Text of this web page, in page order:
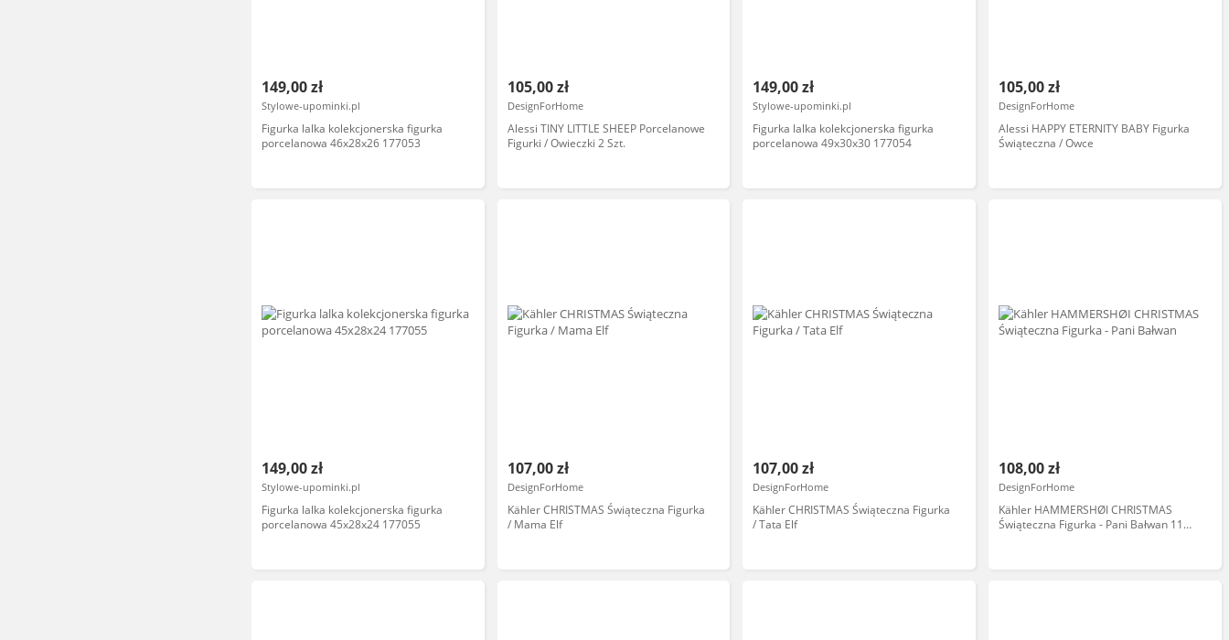
149,00 zł
Stylowe-upominki.pl
Figurka lalka kolekcjonerska figurka
porcelanowa 46x28x26 177053
105,00 zł
DesignForHome
Alessi TINY LITTLE SHEEP Porcelanowe
Figurki / Owieczki 2 Szt.
149,00 zł
Stylowe-upominki.pl
Figurka lalka kolekcjonerska figurka
porcelanowa 49x30x30 177054
105,00 zł
DesignForHome
Alessi HAPPY ETERNITY BABY Figurka
Świąteczna / Owce
149,00 zł
Stylowe-upominki.pl
Figurka lalka kolekcjonerska figurka
porcelanowa 45x28x24 177055
107,00 zł
DesignForHome
Kähler CHRISTMAS Świąteczna Figurka
/ Mama Elf
107,00 zł
DesignForHome
Kähler CHRISTMAS Świąteczna Figurka
/ Tata Elf
108,00 zł
DesignForHome
Kähler HAMMERSHØI CHRISTMAS
Świąteczna Figurka - Pani Bałwan 11